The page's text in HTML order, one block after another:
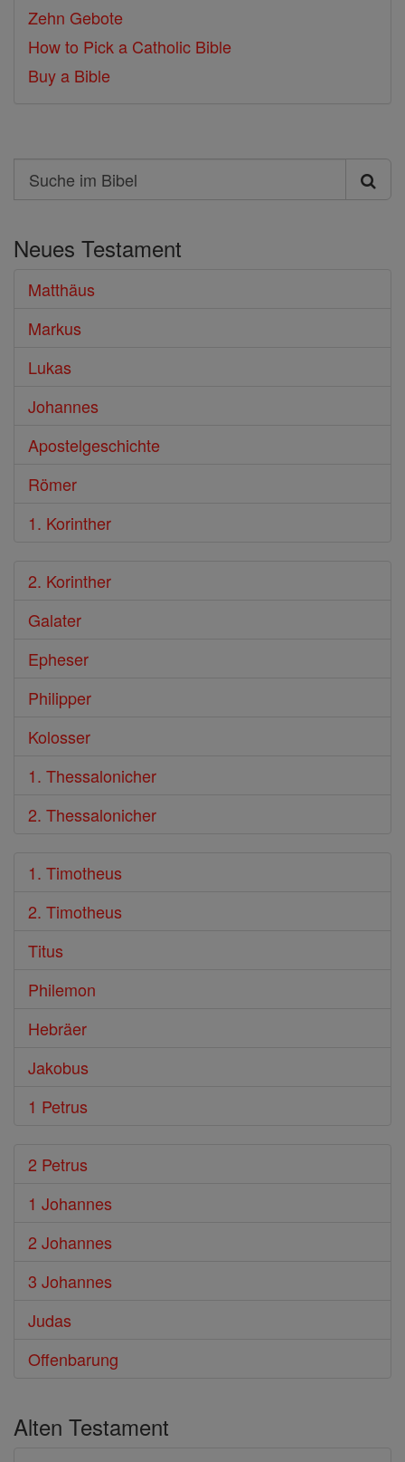
Zehn Gebote
How to Pick a Catholic Bible
Buy a Bible
Search
Suche
Bibel
Neues Testament
Matthäus
Markus
Lukas
Johannes
Apostelgeschichte
Römer
1. Korinther
2. Korinther
Galater
Epheser
Philipper
Kolosser
1. Thessalonicher
2. Thessalonicher
1. Timotheus
2. Timotheus
Titus
Philemon
Hebräer
Jakobus
1 Petrus
2 Petrus
1 Johannes
2 Johannes
3 Johannes
Judas
Offenbarung
Alten Testament